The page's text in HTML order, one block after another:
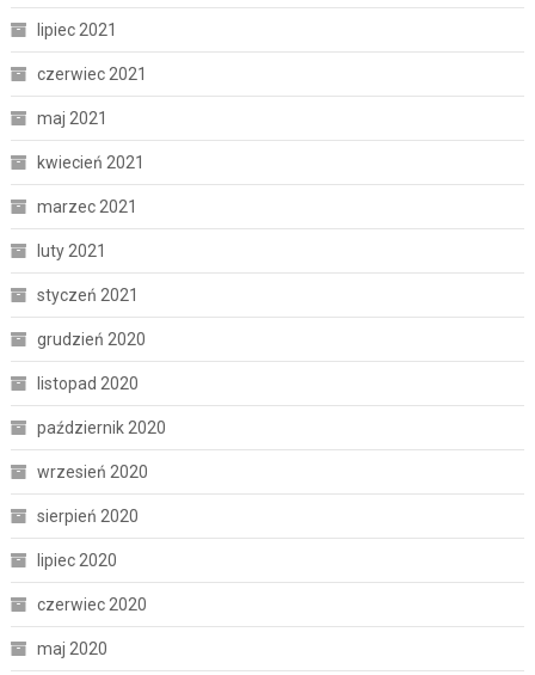
lipiec 2021
czerwiec 2021
maj 2021
kwiecień 2021
marzec 2021
luty 2021
styczeń 2021
grudzień 2020
listopad 2020
październik 2020
wrzesień 2020
sierpień 2020
lipiec 2020
czerwiec 2020
maj 2020